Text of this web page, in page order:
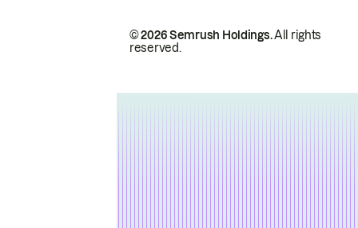
© 2026 Semrush Holdings.All rights
reserved.